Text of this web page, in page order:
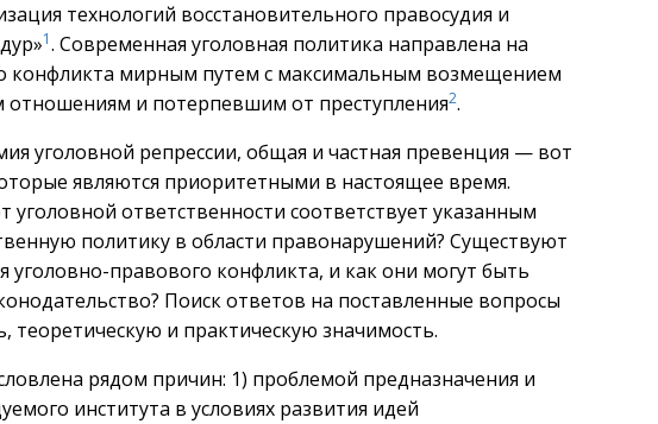
технологий восстановительного правосудия и
1. Современная уголовная политика направлена на
конфликта мирным путем с максимальным возмещением
и потерпевшим от преступления2.
уголовной репрессии, общая и частная превенция — вот
являются приоритетными в настоящее время.
уголовной ответственности соответствует указанным
политику в области правонарушений? Существуют
правового конфликта, и как они могут быть
Поиск ответов на поставленные вопросы
теоретическую и практическую значимость.
рядом причин: 1) проблемой предназначения и
института в условиях развития идей